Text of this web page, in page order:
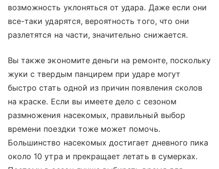
возможность уклоняться от удара. Даже если они
все-таки ударятся, вероятность того, что они
разлетятся на части, значительно снижается.
Вы также экономите деньги на ремонте, поскольку
жуки с твердым панцирем при ударе могут
быстро стать одной из причин появления сколов
на краске. Если вы имеете дело с сезоном
размножения насекомых, правильный выбор
времени поездки тоже может помочь.
Большинство насекомых достигает дневного пика
около 10 утра и прекращает летать в сумерках.